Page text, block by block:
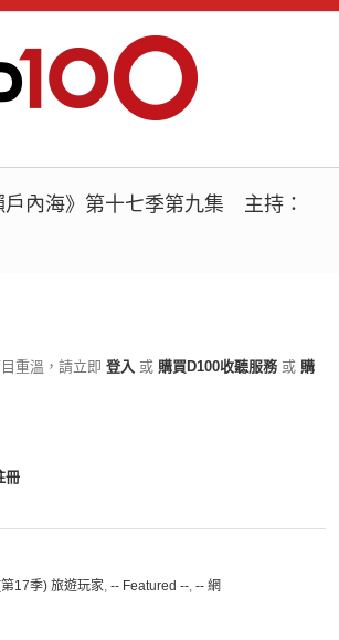
戶內海》第十七季第九集 主持：
重溫，請立即 登入 或 購買D100收聽服務 或 購
冊
17季) 旅遊玩家, -- Featured --, -- 網